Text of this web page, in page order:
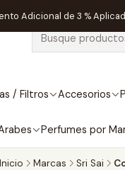
/ Filtros Accesorios
Perfumes por
Adicional de 3 %
Inicio Marcas Sri Sai